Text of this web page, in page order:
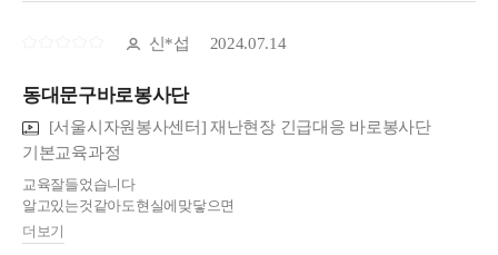
신*섭 2024.07.14
동대문구바로봉사단
[서울시자원봉사센터] 재난현장 긴급대응 바로봉사단
기본교육과정
교육잘들었습니다
알고있는것같아도현실에맞닿으면
어려울것같았는데많은도움된것같습니다계속복습도하면서잘해보게습니
다
더보기